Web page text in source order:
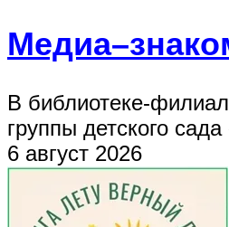
В библиотеке-
группы детского
6 август 2026